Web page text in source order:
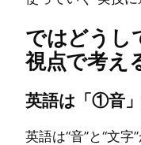
ではどうし
視点で考え
英語は「①音
英語は“音”と“文